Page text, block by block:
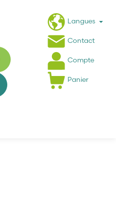
Langues
Contact
Compte
Panier